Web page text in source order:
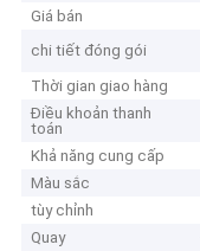
Giá bán
chi tiết đóng gói
Thời gian giao hàng
Điều khoản thanh
toán
Khả năng cung cấp
Màu sắc
tùy chỉnh
Quay